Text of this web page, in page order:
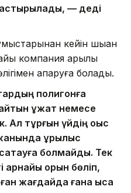
— деді
кейін шыққан
компания арқылы
апаруға болады.
полигонға
құжат немесе
Ал тұрғын үйдің қоқыс
құрылыс
болмайды. Тек
арнайы орын бөліп,
жағдайда ғана қысқа